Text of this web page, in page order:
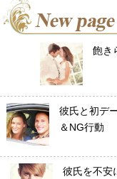
飽き
彼氏と初デ
＆NG行動
彼氏を不安